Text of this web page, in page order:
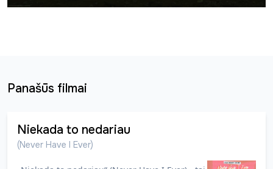
Panašūs filmai
Niekada to nedariau
(Never Have I Ever)